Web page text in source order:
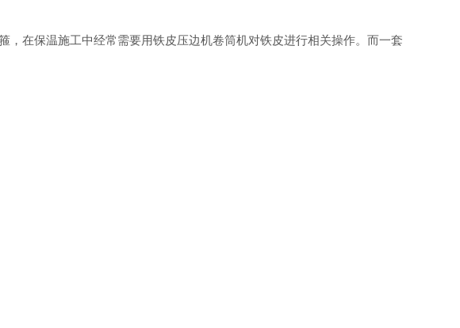
在保温施工中经常需要用铁皮压边机卷筒机对铁皮进行相关操作。而一套